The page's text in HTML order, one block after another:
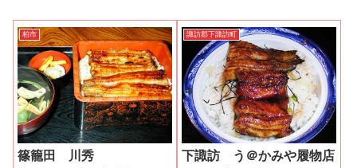
柏市
篠籠田 川秀
諏訪郡下諏訪町
下諏訪 う＠かみや履物店